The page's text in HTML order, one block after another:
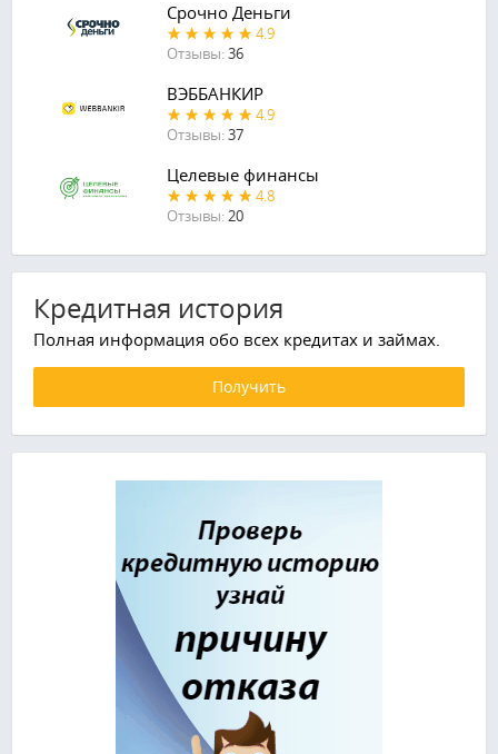
Срочно Деньги
4.9
Отзывы:36
ВЭББАНКИР
4.9
Отзывы:37
Целевые финансы
4.8
Отзывы:20
Кредитная история
Полная информация обо всех кредитах и займах.
Получить